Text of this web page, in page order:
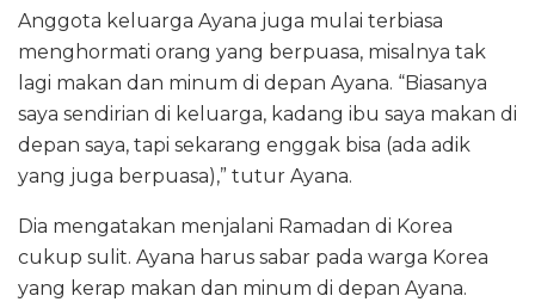
Anggota keluarga Ayana juga mulai terbiasa
menghormati orang yang berpuasa, misalnya tak
lagi makan dan minum di depan Ayana. “Biasanya
saya sendirian di keluarga, kadang ibu saya makan di
depan saya, tapi sekarang enggak bisa (ada adik
yang juga berpuasa),” tutur Ayana.
Dia mengatakan menjalani Ramadan di Korea
cukup sulit. Ayana harus sabar pada warga Korea
yang kerap makan dan minum di depan Ayana.